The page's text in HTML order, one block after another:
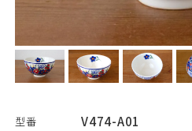
型番 V474-A01